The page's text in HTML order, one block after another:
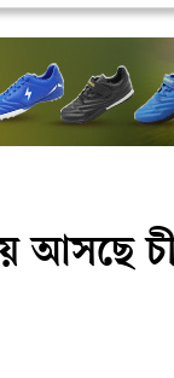
আসছে